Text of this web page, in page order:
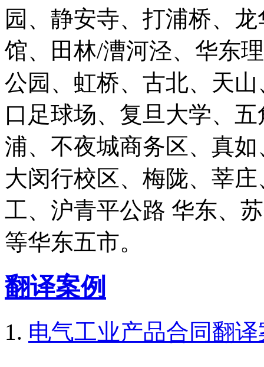
园、静安寺、打浦桥、
馆、田林/漕河泾、华东
公园、虹桥、古北、天
口足球场、复旦大学、
浦、不夜城商务区、真
大闵行校区、梅陇、莘
工、沪青平公路 华东、
等华东五市。
翻译案例
电气工业产品合同翻